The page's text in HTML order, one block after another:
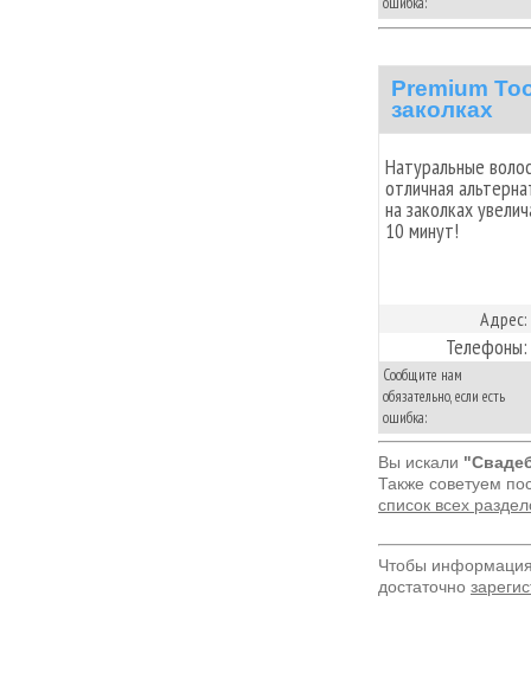
Premium
заколках
Натуральные
отличная
на заколках
10 минут!
Адрес:
Телефоны:
Сообщите нам
обязательно, если есть
ошибка:
Вы искали
Также советуем
список всех
Чтобы
достаточно